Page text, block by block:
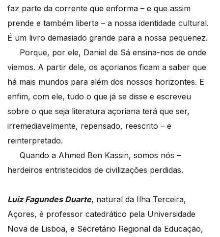
faz parte da corrente que enforma – e que assim
prende e também liberta – a nossa identidade cultural.
É um livro demasiado grande para a nossa pequenez.
Porque, por ele, Daniel de Sá ensina-nos de onde
viemos. A partir dele, os açorianos ficam a saber que
há mais mundos para além dos nossos horizontes. E
enfim, com ele, tudo o que já se disse e escreveu
sobre o que seja literatura açoriana terá que ser,
irremediavelmente, repensado, reescrito – e
reinterpretado.
Quando a Ahmed Ben Kassin, somos nós –
herdeiros entristecidos de civilizações perdidas.
Luiz Fagundes Duarte, natural da Ilha Terceira,
Açores, é professor catedrático pela Universidade
Nova de Lisboa, e Secretário Regional da Educação,